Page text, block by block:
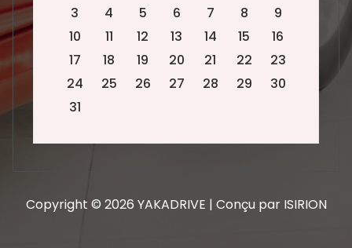
3
4 5 6 7 8
9
10
11 12 13 14 15
16
17
18 19 20 21 22
23
24
25 26 27 28 29
30
31
Copyright © 2026 YAKADRIVE | Conçu par ISIRION